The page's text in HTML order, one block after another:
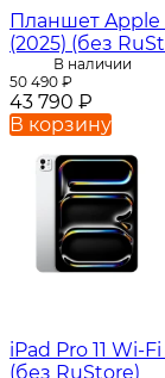
Планшет Apple
(2025) (без
В наличии
50 490 ₽
43 790 ₽
В корзину
iPad Pro 11 Wi-
(без RuStore)